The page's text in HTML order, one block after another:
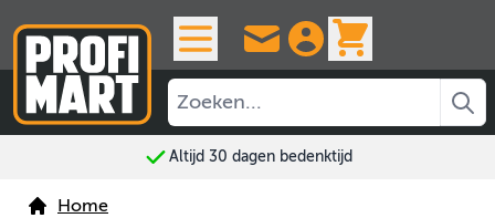
Altijd 30 dagen bedenktijd
Home